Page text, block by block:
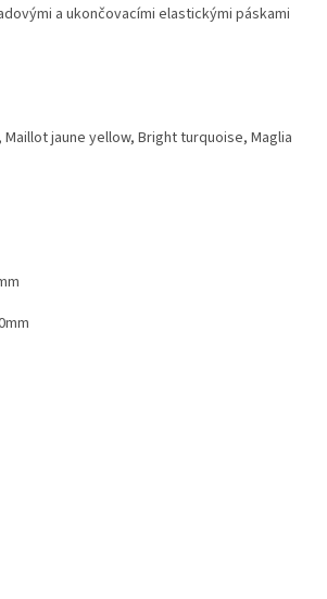
a ukončovacími elastickými páskami
jaune yellow, Bright turquoise, Maglia